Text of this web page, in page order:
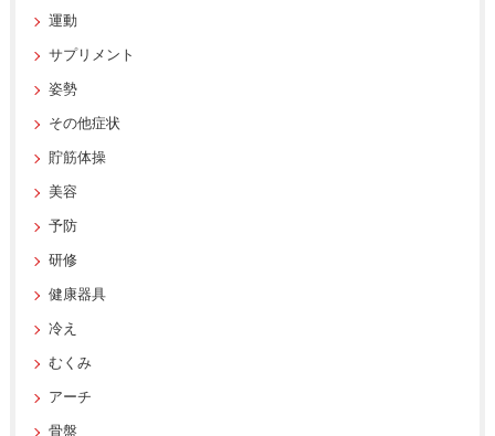
運動
サプリメント
姿勢
その他症状
貯筋体操
美容
予防
研修
健康器具
冷え
むくみ
アーチ